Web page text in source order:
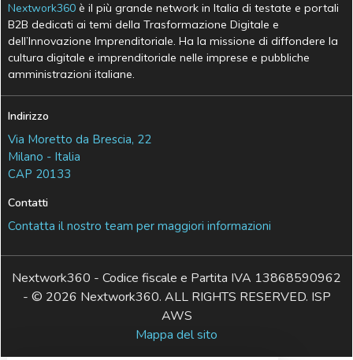
Nextwork360 è il più grande network in Italia di testate e portali
B2B dedicati ai temi della Trasformazione Digitale e
dell’Innovazione Imprenditoriale. Ha la missione di diffondere la
cultura digitale e imprenditoriale nelle imprese e pubbliche
amministrazioni italiane.
Indirizzo
Via Moretto da Brescia, 22
Milano - Italia
CAP 20133
Contatti
Contatta il nostro team per maggiori informazioni
Nextwork360 - Codice fiscale e Partita IVA 13868590962
- © 2026 Nextwork360. ALL RIGHTS RESERVED. ISP
AWS
Mappa del sito